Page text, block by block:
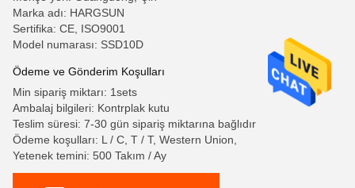
Marka adı: HARGSUN
Sertifika: CE, ISO9001
Model numarası: SSD10D
Ödeme ve Gönderim Koşulları
Min sipariş miktarı: 1sets
Ambalaj bilgileri: Kontrplak kutu
Teslim süresi: 7-30 gün sipariş miktarına bağlıdır
Ödeme koşulları: L / C, T / T, Western Union,
Yetenek temini: 500 Takım / Ay